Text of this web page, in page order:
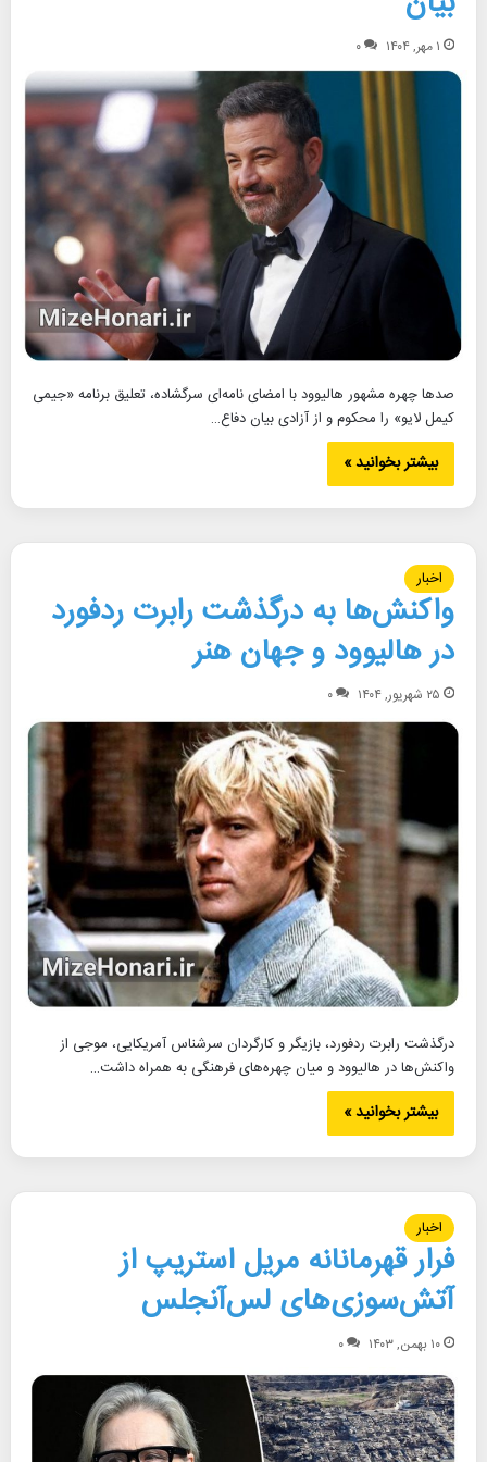
۱ مهر, ۱۴۰۴ ۰
صدها چهره مشهور هالیوود با امضای نامه‌ای سرگشاده، تعلیق برنامه «جیمی
کیمل لایو» را محکوم و از آزادی بیان دفاع…
بیشتر بخوانید »
اخبار
واکنش‌ها به درگذشت رابرت ردفورد
در هالیوود و جهان هنر
۲۵ شهریور, ۱۴۰۴ ۰
درگذشت رابرت ردفورد، بازیگر و کارگردان سرشناس آمریکایی، موجی از
واکنش‌ها در هالیوود و میان چهره‌های فرهنگی به همراه داشت…
بیشتر بخوانید »
اخبار
فرار قهرمانانه مریل استریپ از
آتش‌سوزی‌های لس‌آنجلس
۱۰ بهمن, ۱۴۰۳ ۰